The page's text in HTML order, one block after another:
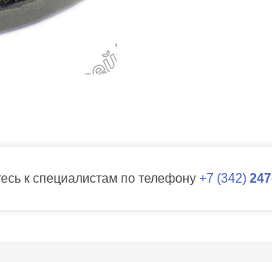
к специалистам по телефону 7 342